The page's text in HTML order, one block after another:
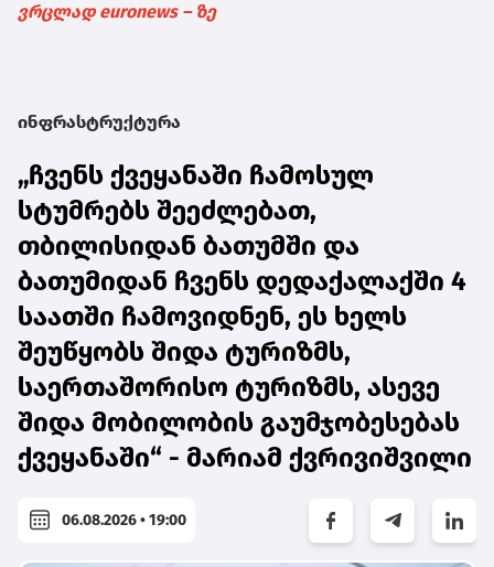
ვრცლად euronews – ზე
ინფრასტრუქტურა
„ჩვენს ქვეყანაში ჩამოსულ
სტუმრებს შეეძლებათ,
თბილისიდან ბათუმში და
ბათუმიდან ჩვენს დედაქალაქში 4
საათში ჩამოვიდნენ, ეს ხელს
შეუწყობს შიდა ტურიზმს,
საერთაშორისო ტურიზმს, ასევე
შიდა მობილობის გაუმჯობესებას
ქვეყანაში“ - მარიამ ქვრივიშვილი
06.08.2026 • 19:00